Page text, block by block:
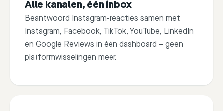
Alle kanalen, één inbox
Beantwoord Instagram-reacties samen met
Instagram, Facebook, TikTok, YouTube, LinkedIn
en Google Reviews in één dashboard – geen
platformwisselingen meer.